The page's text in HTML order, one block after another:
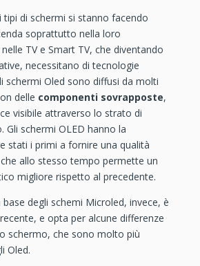
tipi di schermi si stanno facendo
soprattutto nella loro
TV e Smart TV, che diventando
necessitano di tecnologie
schermi Oled sono diffusi da molti
delle componenti sovrapposte,
visibile attraverso lo strato di
Gli schermi OLED hanno la
stati i primi a fornire una qualità
allo stesso tempo permette un
migliore rispetto al precedente.
degli schemi Microled, invece, è
e opta per alcune differenze
schermo, che sono molto più
Oled.